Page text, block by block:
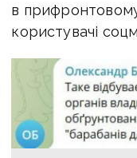
в
користувачі